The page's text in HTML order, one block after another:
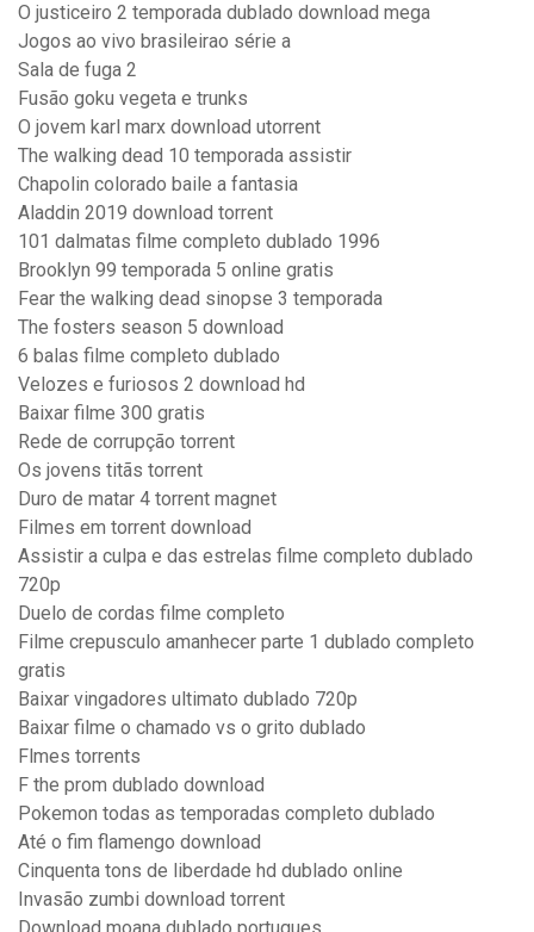
O justiceiro 2 temporada dublado download mega
Jogos ao vivo brasileirao série a
Sala de fuga 2
Fusão goku vegeta e trunks
O jovem karl marx download utorrent
The walking dead 10 temporada assistir
Chapolin colorado baile a fantasia
Aladdin 2019 download torrent
101 dalmatas filme completo dublado 1996
Brooklyn 99 temporada 5 online gratis
Fear the walking dead sinopse 3 temporada
The fosters season 5 download
6 balas filme completo dublado
Velozes e furiosos 2 download hd
Baixar filme 300 gratis
Rede de corrupção torrent
Os jovens titãs torrent
Duro de matar 4 torrent magnet
Filmes em torrent download
Assistir a culpa e das estrelas filme completo dublado
720p
Duelo de cordas filme completo
Filme crepusculo amanhecer parte 1 dublado completo
gratis
Baixar vingadores ultimato dublado 720p
Baixar filme o chamado vs o grito dublado
Flmes torrents
F the prom dublado download
Pokemon todas as temporadas completo dublado
Até o fim flamengo download
Cinquenta tons de liberdade hd dublado online
Invasão zumbi download torrent